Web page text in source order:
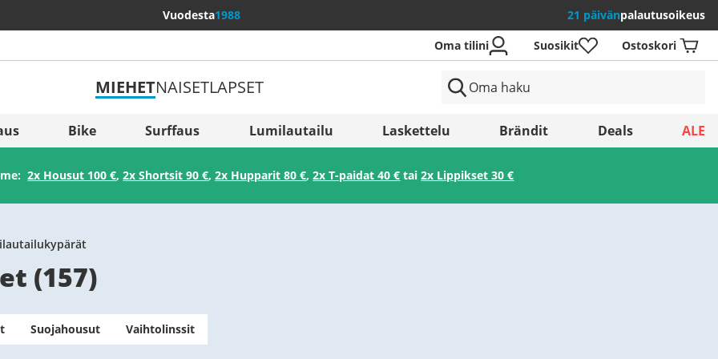
Vuodesta1988 21 päivänpalautusoikeus
Slovenija
België (Nederlands)
Danmark
Norge
Tallenna
Oma tilini Suosikit Ostoskori
MIEHETNAISETLAPSET
Bike Surffaus Lumilautailu Laskettelu Brändit Deals ALE
2x Housut 100 €,2x Shortsit 90 €,2x Hupparit 80 €,2x T-paidat 40 € tai2x Lippikset 30 €
(157)
Suojahousut Vaihtolinssit